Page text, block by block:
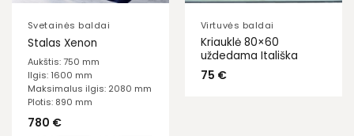
Svetainės baldai
Stalas Xenon
Aukštis: 750 mm
Ilgis: 1600 mm
Maksimalus ilgis: 2080 mm
Plotis: 890 mm
780 €
Virtuvės baldai
Kriauklė 80×60
uždedama Itališka
75 €